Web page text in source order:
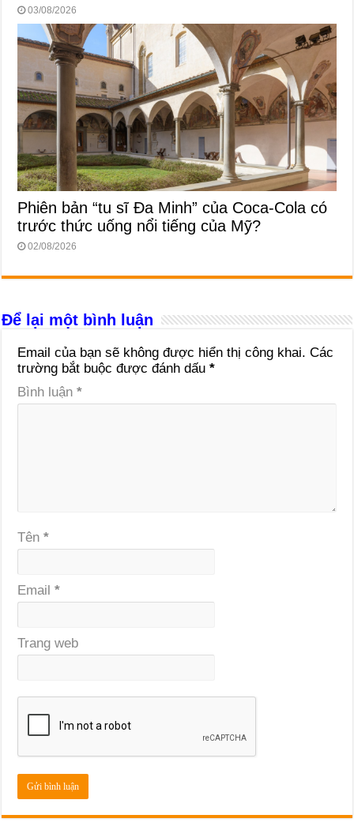
03/08/2026
Phiên bản “tu sĩ Đa Minh” của Coca-Cola có
trước thức uống nổi tiếng của Mỹ?
02/08/2026
Để lại một bình luận
Email của bạn sẽ không được hiển thị công khai. Các
trường bắt buộc được đánh dấu*
Bình luận*
Tên*
Email*
Trang web